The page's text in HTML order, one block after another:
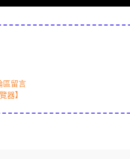
區留言
器】